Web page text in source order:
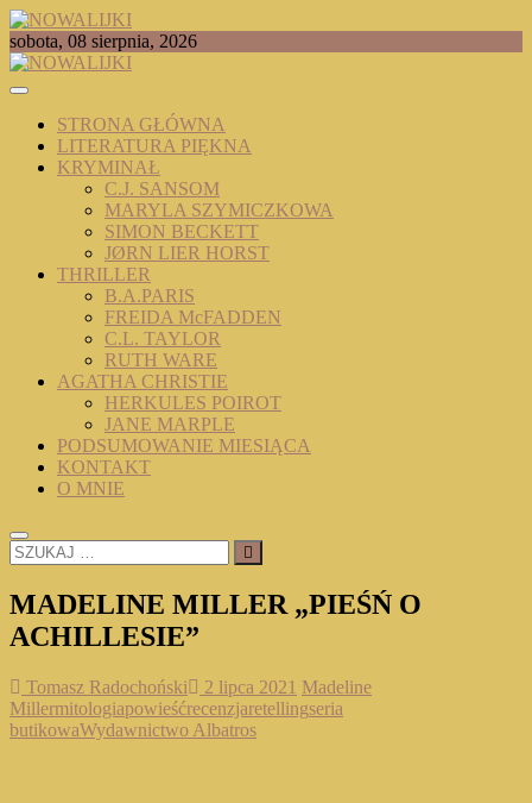
Skip
to
content
NOWALIJKI
TOMASZ RADOCHOŃSKI PISZE O KSIĄŻKACH
sobota, 08 sierpnia, 2026
STRONA GŁÓWNA
LITERATURA PIĘKNA
KRYMINAŁ
C.J. SANSOM
MARYLA SZYMICZKOWA
SIMON BECKETT
JØRN LIER HORST
THRILLER
B.A.PARIS
FREIDA McFADDEN
C.L. TAYLOR
RUTH WARE
AGATHA CHRISTIE
HERKULES POIROT
JANE MARPLE
PODSUMOWANIE MIESIĄCA
KONTAKT
O MNIE
SZUKAJ
…
MADELINE MILLER „PIEŚŃ O
ACHILLESIE”
Tomasz Radochoński 2 lipca 2021 Madeline
Millermitologiapowieśćrecenzjaretellingseria
butikowaWydawnictwo Albatros